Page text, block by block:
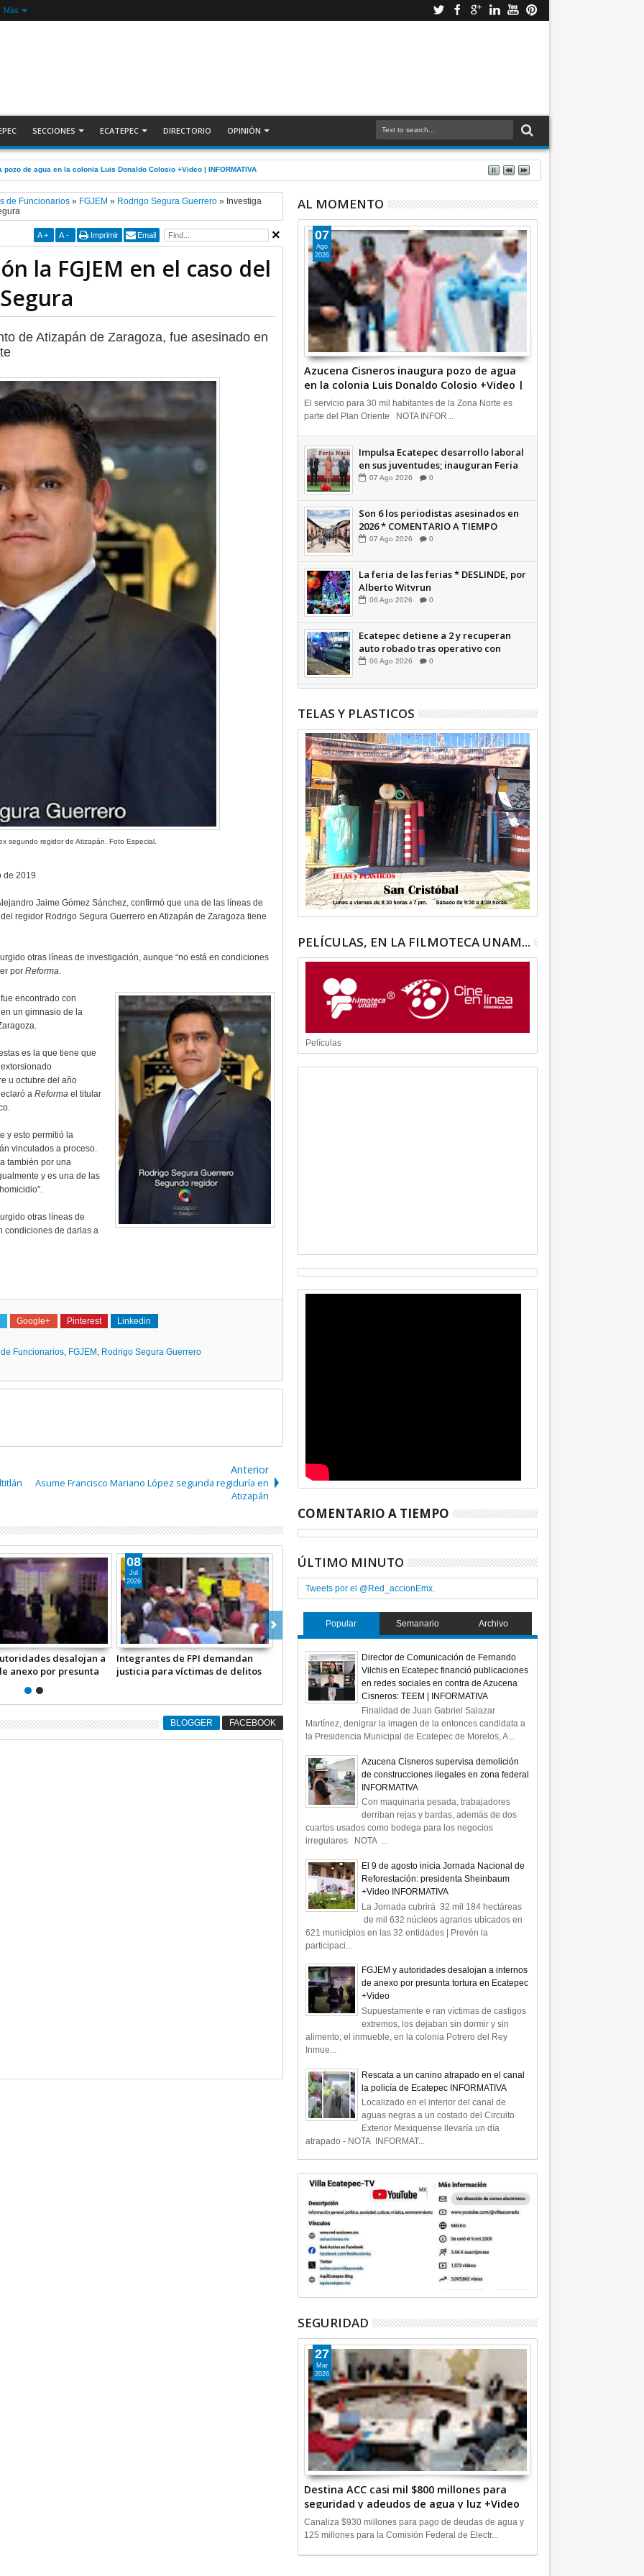
Más
SECCIONES ECATEPEC DIRECTORIO OPINIÓN
de agua en la colonia Luis Donaldo Colosio +Video | INFORMATIVA
de Funcionarios» FGJEM » Rodrigo Segura Guerrero» Investiga
A + A - Imprimir Email
la FGJEM en el caso del
de Atizapán de Zaragoza, fue asesinado en
segundo regidor de Atizapán. Foto Especial.
de 2019
Jaime Gómez Sánchez, confirmó que una de las líneas de
regidor Rodrigo Segura Guerrero en Atizapán de Zaragoza tiene
otras líneas de investigación, aunque “no está en condiciones
por Reforma.
encontrado con
un gimnasio de la
es la que tiene que
u octubre del año
a Reformael titular
y esto permitió la
vinculados a proceso.
también por una
y es una de las
otras líneas de
condiciones de darlas a
Google+ Pinterest Linkedin
Funcionarios, FGJEM , Rodrigo Segura Guerrero
Anterior
Asume Francisco Mariano López segunda regiduría en
Atizapán
hallan taller de
ilegal en Santa
dos detenidos
Detenido Óscar “N” de ‘Los 300’
presunto extorsionador y objetivo
20
Feb
2026
BLOGGER FACEBOOK
AL MOMENTO
Azucena Cisneros inaugura pozo de agua
en la colonia Luis Donaldo Colosio +Video |
INFORMATIVA
07
Ago
2026
El servicio para 30 mil habitantes de la Zona Norte es
parte del Plan Oriente NOTA INFOR...
Impulsa Ecatepec desarrollo laboral
en sus juventudes; inauguran Feria
de Empleo y Emprendedores 2026
07 Ago 2026 0
Son 6 los periodistas asesinados en
2026 * COMENTARIO A TIEMPO
07 Ago 2026 0
La feria de las ferias * DESLINDE, por
Alberto Witvrun
06 Ago 2026 0
Ecatepec detiene a 2 y recuperan
auto robado tras operativo con
Tecámac +Video | INFORMATIVA
06 Ago 2026 0
TELAS Y PLASTICOS
PELÍCULAS, EN LA FILMOTECA UNAM...
Películas
COMENTARIO A TIEMPO
ÚLTIMO MINUTO
Tweets por el @Red_accionEmx.
Popular Semanario Archivo
Director de Comunicación de Fernando
Vilchis en Ecatepec financió publicaciones
en redes sociales en contra de Azucena
Cisneros: TEEM | INFORMATIVA
Finalidad de Juan Gabriel Salazar
Martínez, denigrar la imagen de la entonces candidata a
la Presidencia Municipal de Ecatepec de Morelos, A...
Azucena Cisneros supervisa demolición
de construcciones ilegales en zona federal
INFORMATIVA
Con maquinaria pesada, trabajadores
derriban rejas y bardas, además de dos
cuartos usados como bodega para los negocios
irregulares NOTA ...
El 9 de agosto inicia Jornada Nacional de
Reforestación: presidenta Sheinbaum
+Video INFORMATIVA
La Jornada cubrirá 32 mil 184 hectáreas
de mil 632 núcleos agrarios ubicados en
621 municipios en las 32 entidades | Prevén la
participaci...
FGJEM y autoridades desalojan a internos
de anexo por presunta tortura en Ecatepec
+Video
Supuestamente e ran víctimas de castigos
extremos, los dejaban sin dormir y sin
alimento; el inmueble, en la colonia Potrero del Rey
Inmue...
Rescata a un canino atrapado en el canal
la policía de Ecatepec INFORMATIVA
Localizado en el interior del canal de
aguas negras a un costado del Circuito
Exterior Mexiquense llevaría un día
atrapado - NOTA INFORMAT...
SEGURIDAD
Destina ACC casi mil $800 millones para
seguridad y adeudos de agua y luz +Video
27
Mar
2026
Canaliza $930 millones para pago de deudas de agua y
125 millones para la Comisión Federal de Electr...